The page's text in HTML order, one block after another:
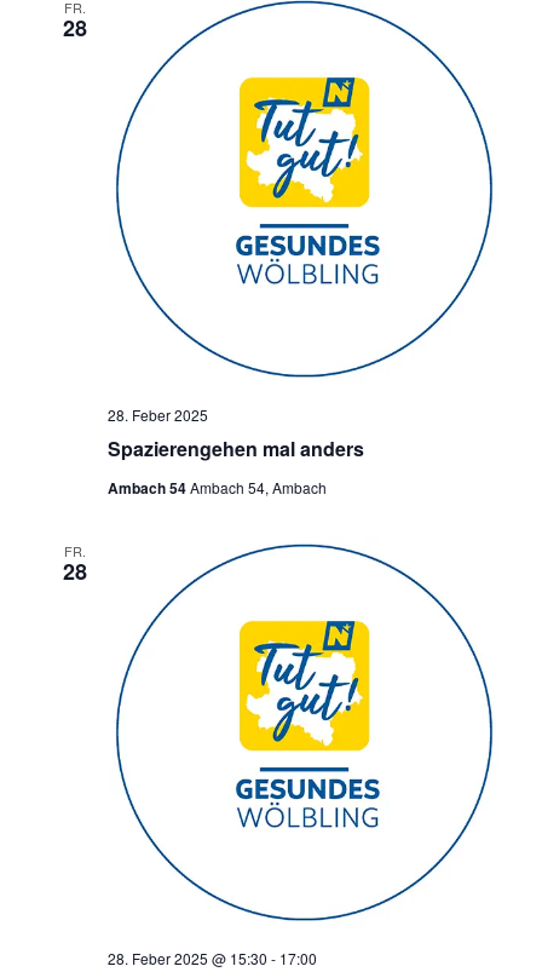
FR.
28
Spazierengehen mal anders
28. Feber 2025
Ambach 54Ambach 54, Ambach
FR.
28
28. Feber 2025 @ 15:30 - 17:00